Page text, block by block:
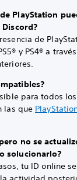
PlayStation
de
y PS4® a
para todos
las que
no se
solucionarlo?
tu ID online